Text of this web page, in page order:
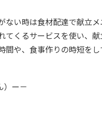
ない時は食材配達で献立
てくるサービスを使い、
間や、食事作りの時短をし
）ー－